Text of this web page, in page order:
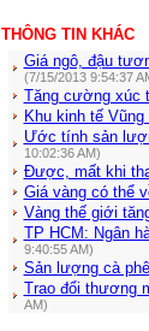
THÔNG TIN KHÁC
Giá ngô, đậu
(7/15/2013 9:54:37
Tăng cường xúc
Khu kinh tế
Ước tính sản
10:02:36 AM)
Được, mất khi
Giá vàng có thể
Vàng thế giới
TP HCM: Ngân
9:40:55 AM)
Sản lượng cà
Trao đổi thương
AM)